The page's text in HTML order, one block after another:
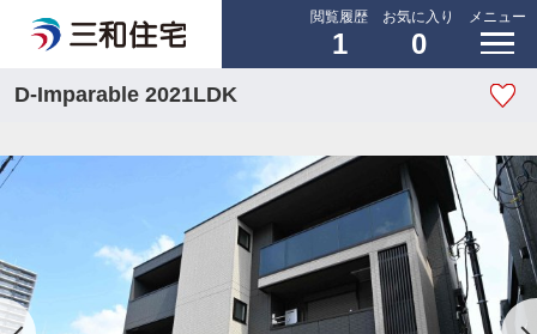
閲覧履歴
1
お気に入り
0
メニュー
D-Imparable 2021LDK